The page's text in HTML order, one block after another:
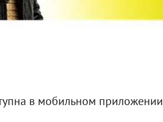
в мобильном приложении